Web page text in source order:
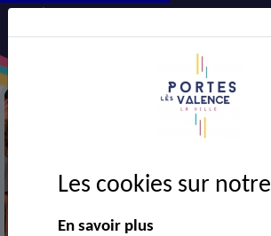
Les cookies sur
En savoir plus